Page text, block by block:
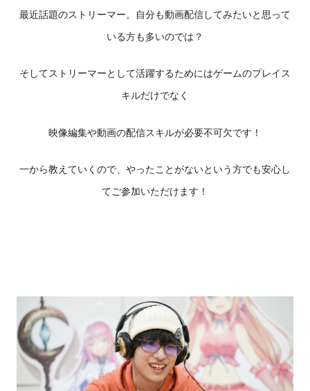
最近話題のストリーマー。自分も動画配信してみたいと思って
いる方も多いのでは？
そしてストリーマーとして活躍するためにはゲームのプレイス
キルだけでなく
映像編集や動画の配信スキルが必要不可欠です！
一から教えていくので、やったことがないという方でも安心し
てご参加いただけます！